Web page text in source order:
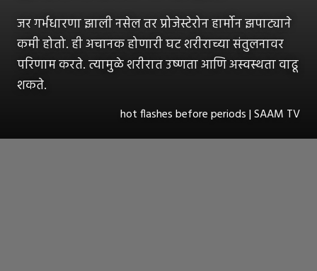
जर गर्भधारणा झाली नसेल तर प्रोजेस्टेरोन हार्मोन झपाट्याने
कमी होतो. ही अचानक होणारी घट शरीराच्या संतुलनावर
परिणाम करते. त्यामुळे शरीरात उष्णता आणि अस्वस्थता वाढू
शकते.
hot flashes before periods | SAAM TV